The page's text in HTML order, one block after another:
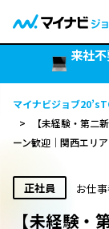
来社
マイナビジョブ
>
【未経験・第二
ーン歓迎｜関西エリア
正社員 お仕
【未経験・